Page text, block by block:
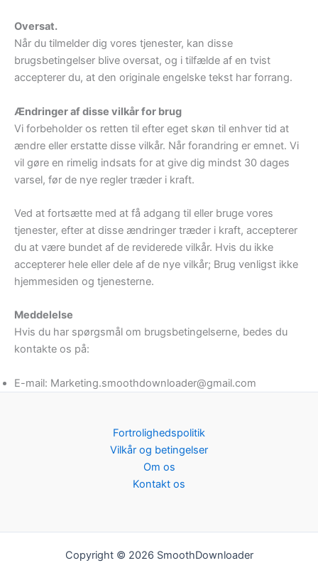
Oversat.
Når du tilmelder dig vores tjenester, kan disse
brugsbetingelser blive oversat, og i tilfælde af en tvist
accepterer du, at den originale engelske tekst har forrang.
Ændringer af disse vilkår for brug
Vi forbeholder os retten til efter eget skøn til enhver tid at
ændre eller erstatte disse vilkår. Når forandring er emnet. Vi
vil gøre en rimelig indsats for at give dig mindst 30 dages
varsel, før de nye regler træder i kraft.
Ved at fortsætte med at få adgang til eller bruge vores
tjenester, efter at disse ændringer træder i kraft, accepterer
du at være bundet af de reviderede vilkår. Hvis du ikke
accepterer hele eller dele af de nye vilkår; Brug venligst ikke
hjemmesiden og tjenesterne.
Meddelelse
Hvis du har spørgsmål om brugsbetingelserne, bedes du
kontakte os på:
E-mail: Marketing.smoothdownloader@gmail.com
Fortrolighedspolitik
Vilkår og betingelser
Om os
Kontakt os
Copyright © 2026 SmoothDownloader